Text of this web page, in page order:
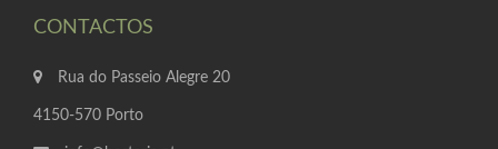
CONTACTOS
Rua do Passeio Alegre 20
4150-570 Porto